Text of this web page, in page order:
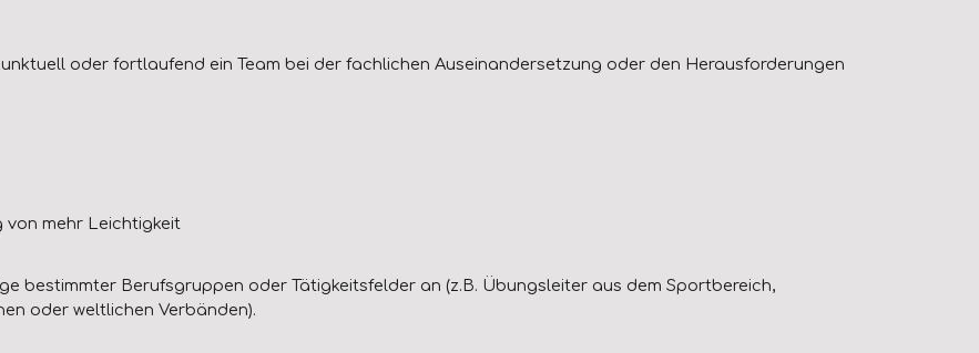
oder fortlaufend ein Team bei der fachlichen Auseinandersetzung oder den Herausforderungen
von mehr Leichtigkeit
bestimmter Berufsgruppen oder Tätigkeitsfelder an (z.B. Übungsleiter aus dem Sportbereich,
oder weltlichen Verbänden).